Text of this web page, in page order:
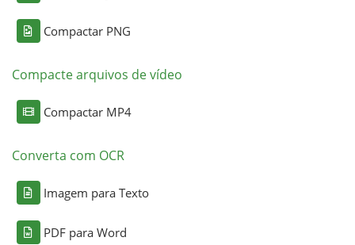
Compactar PNG
Compacte arquivos de vídeo
Compactar MP4
Converta com OCR
Imagem para Texto
PDF para Word